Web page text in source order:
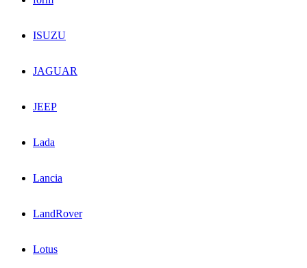
ISUZU
JAGUAR
JEEP
Lada
Lancia
LandRover
Lotus